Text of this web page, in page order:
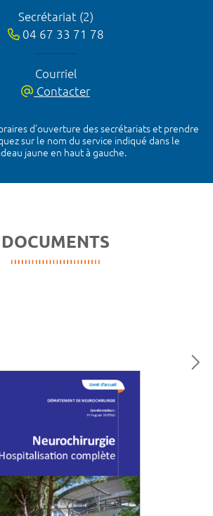
Secrétariat (2)
04 67 33 71 78
Courriel
Contacter
d’ouverture des secrétariats et prendre
sur le nom du service indiqué dans le
jaune en haut à gauche.
DOCUMENTS